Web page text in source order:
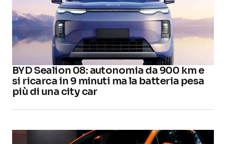
BYD Sealion 08: autonomia da 900 km e
si ricarca in 9 minuti ma la batteria pesa
più di una city car